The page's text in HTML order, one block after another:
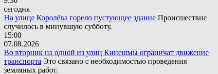
сегодня
На улице Королёва горело пустующее здание Происшествие
случилось в минувшую субботу.
15:00
07.08.2026
Во вторник на одной из улиц Кинешмы ограничат движение
транспорта Это связано с необходимостью проведения
земляных работ.